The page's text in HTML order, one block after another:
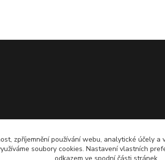
zpříjemnění používání webu, analytické účely
soubory cookies. Nastavení vlastních